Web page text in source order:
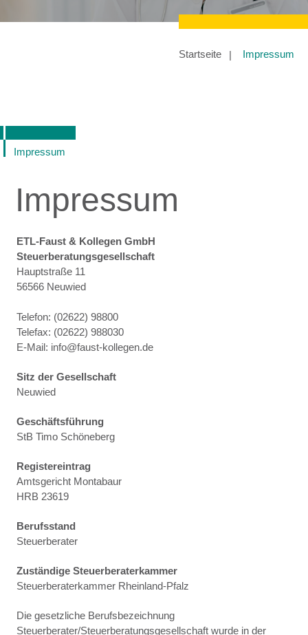
Startseite Impressum
Impressum
Impressum
ETL-Faust & Kollegen GmbH
Steuerberatungsgesellschaft
Hauptstraße 11
56566 Neuwied
Telefon: (02622) 98800
Telefax: (02622) 988030
E-Mail: info@faust-kollegen.de
Sitz der Gesellschaft
Neuwied
Geschäftsführung
StB Timo Schöneberg
Registereintrag
Amtsgericht Montabaur
HRB 23619
Berufsstand
Steuerberater
Zuständige Steuerberaterkammer
Steuerberaterkammer Rheinland-Pfalz
Die gesetzliche Berufsbezeichnung
Steuerberater/Steuerberatungsgesellschaft wurde in der